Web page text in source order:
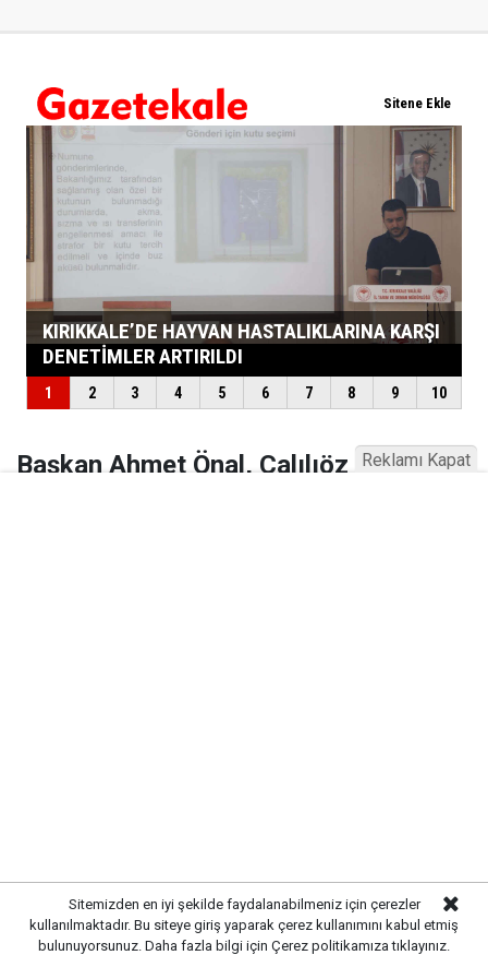
Başkan Ahmet Önal, Çalılıöz
Gazetekale.comHaber Merkezi
Sitemizden en iyi şekilde faydalanabilmeniz için çerezler
kullanılmaktadır. Bu siteye giriş yaparak çerez kullanımını kabul etmiş
bulunuyorsunuz. Daha fazla bilgi için Çerez politikamıza tıklayınız.
Reklamı Kapat